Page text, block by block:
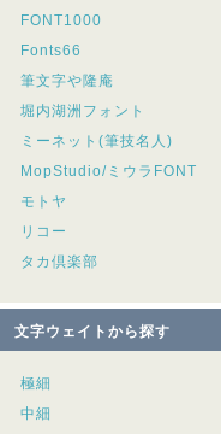
FONT1000
Fonts66
筆文字や隆庵
堀内湖洲フォント
ミーネット(筆技名人)
MopStudio/ミウラFONT
モトヤ
リコー
タカ倶楽部
文字ウェイトから探す
極細
中細